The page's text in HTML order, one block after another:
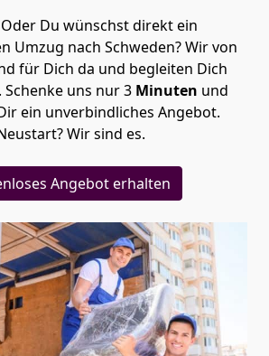
Du wünschst direkt ein
Umzug nach Schweden? Wir von
für Dich da und begleiten Dich
Schenke uns nur3 Minuten und
ein unverbindliches Angebot.
Wir sind es.
Angebot erhalten